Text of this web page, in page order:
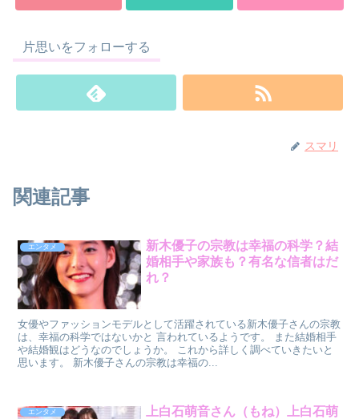
片思いをフォローする
スマリ
関連記事
エンタメ
新木優子の宗教は幸福の科学？結
婚相手や家族も？有名な信者はだ
れ？
女優やファッションモデルとして活躍されている新木優子さんの宗教
は、幸福の科学ではないかと 言われているようです。 また結婚相手
や結婚観はどうなのでしょうか。 これから詳しく調べていきたいと
思います。 新木優子さんの宗教は幸福の...
エンタメ
上白石萌音さん（もね）上白石萌